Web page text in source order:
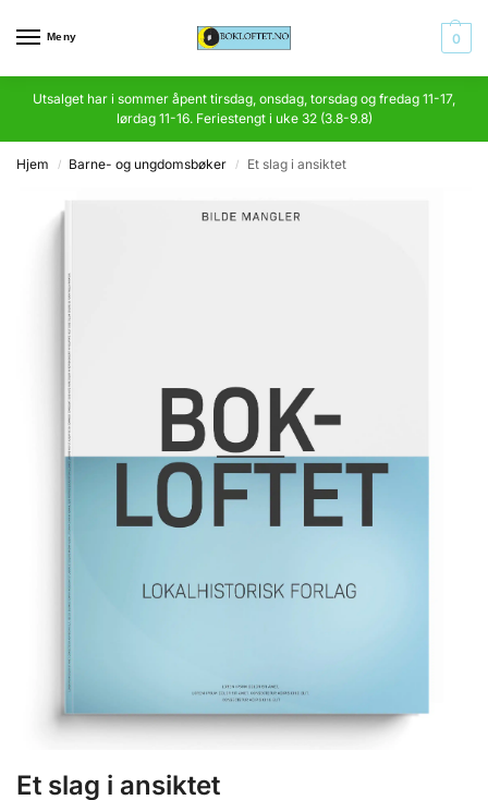
Meny 0
Utsalget har i sommer åpent tirsdag, onsdag, torsdag og fredag 11-17,
lørdag 11-16. Feriestengt i uke 32 (3.8-9.8)
Hjem / Barne- og ungdomsbøker / Et slag i ansiktet
Et slag i ansiktet